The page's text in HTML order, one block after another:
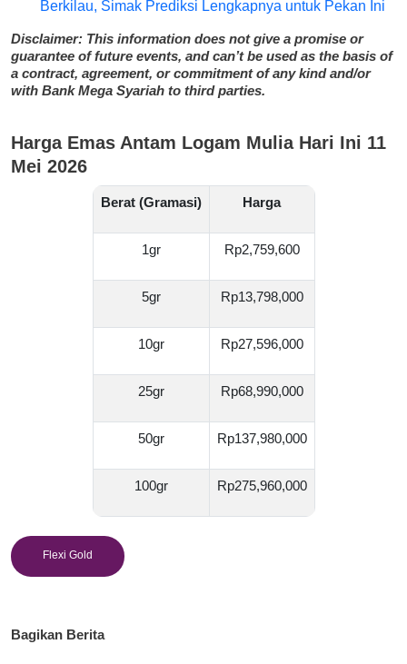
Berkilau, Simak Prediksi Lengkapnya untuk Pekan Ini
Disclaimer: This information does not give a promise or
guarantee of future events, and can’t be used as the basis of
a contract, agreement, or commitment of any kind and/or
with Bank Mega Syariah to third parties.
Harga Emas Antam Logam Mulia Hari Ini 11
Mei 2026
Berat (Gramasi) Harga
1gr Rp2,759,600
5gr Rp13,798,000
10gr Rp27,596,000
25gr Rp68,990,000
50gr Rp137,980,000
100gr Rp275,960,000
Flexi Gold
Bagikan Berita